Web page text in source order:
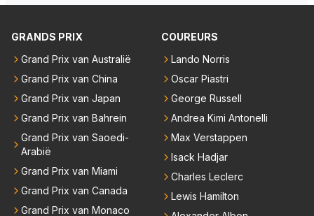
GRANDS PRIX
Grand Prix van Australië
Grand Prix van China
Grand Prix van Japan
Grand Prix van Bahrein
Grand Prix van Saoedi-
Arabië
Grand Prix van Miami
Grand Prix van Canada
Grand Prix van Monaco
COUREURS
Lando Norris
Oscar Piastri
George Russell
Andrea Kimi Antonelli
Max Verstappen
Isack Hadjar
Charles Leclerc
Lewis Hamilton